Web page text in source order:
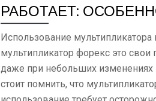
РАБОТАЕТ:
Использование
мультипликатор форекс это
даже при небольших
стоит помнить, что